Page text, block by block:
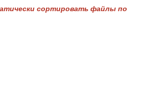
сортировать файлы по